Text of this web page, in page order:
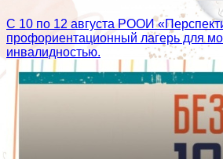
С 10 по 12 августа РООИ
профориентационный лагерь для
инвалидностью.